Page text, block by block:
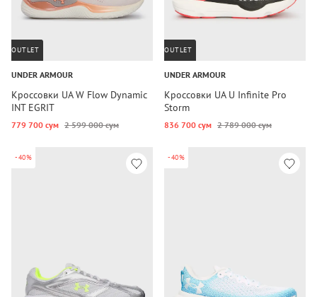
OUTLET
UNDER ARMOUR
Кроссовки UA W Flow Dynamic
INT EGRIT
779 700 сум 2 599 000 сум
OUTLET
UNDER ARMOUR
Кроссовки UA U Infinite Pro
Storm
836 700 сум 2 789 000 сум
-40% -40%